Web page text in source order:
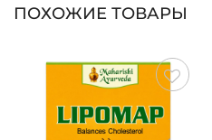
ПОХОЖИЕ ТОВАРЫ
Сохранить